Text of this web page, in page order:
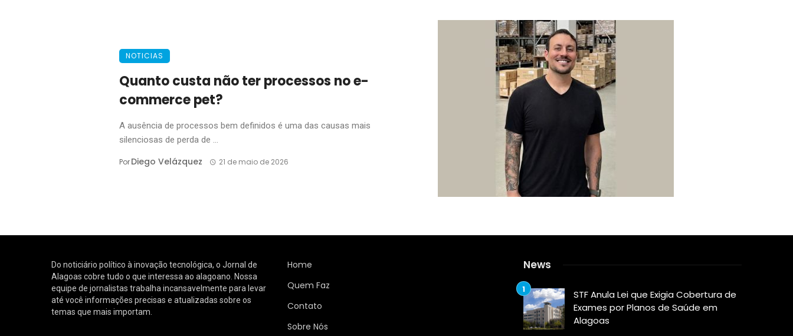
NOTICIAS
Quanto custa não ter processos no e-
commerce pet?
A ausência de processos bem definidos é uma das causas mais
silenciosas de perda de ...
PorDiego Velázquez 21 de maio de 2026
Do noticiário político à inovação tecnológica, o Jornal de
Alagoas cobre tudo o que interessa ao alagoano. Nossa
equipe de jornalistas trabalha incansavelmente para levar
até você informações precisas e atualizadas sobre os
temas que mais importam.
Home
Quem Faz
Contato
Sobre Nós
News
STF Anula Lei que Exigia Cobertura de
Exames por Planos de Saúde em
Alagoas